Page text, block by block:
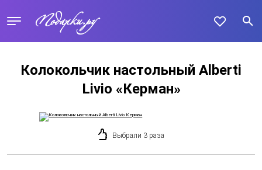
Колокольчик настольный Alberti
Livio «Керман»
Выбрали 3 раза